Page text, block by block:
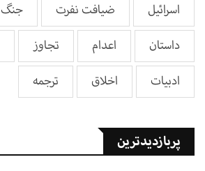
اسرائیل
ضیافت نفرت جنگ
داستان
اعدام تجاوز
ادبیات
اخلاق ترجمه
پربازدیدترین